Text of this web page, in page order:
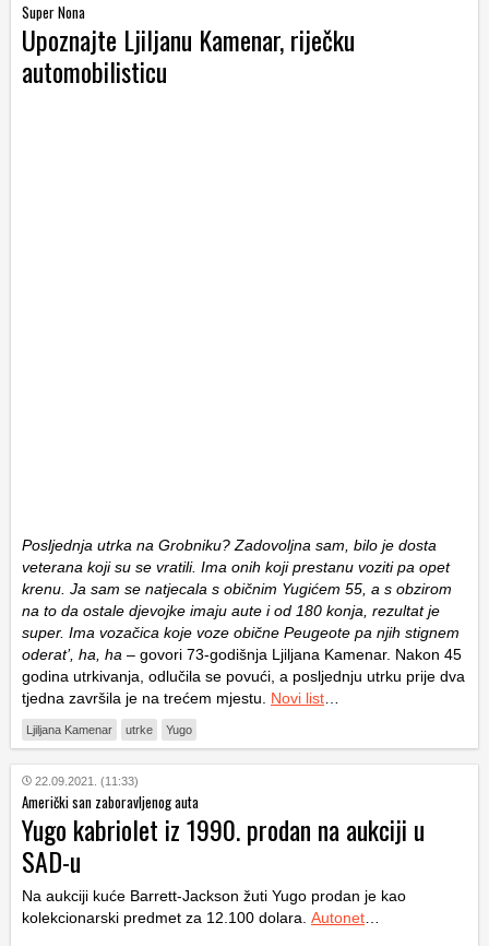
Super Nona
Upoznajte Ljiljanu Kamenar, riječku
automobilisticu
Posljednja utrka na Grobniku? Zadovoljna sam, bilo je dosta
veterana koji su se vratili. Ima onih koji prestanu voziti pa opet
krenu. Ja sam se natjecala s običnim Yugićem 55, a s obzirom
na to da ostale djevojke imaju aute i od 180 konja, rezultat je
super. Ima vozačica koje voze obične Peugeote pa njih stignem
oderat’, ha, ha – govori 73-godišnja Ljiljana Kamenar. Nakon 45
godina utrkivanja, odlučila se povući, a posljednju utrku prije dva
tjedna završila je na trećem mjestu. Novi list
Ljiljana Kamenar utrke Yugo
22.09.2021. (11:33)
Američki san zaboravljenog auta
Yugo kabriolet iz 1990. prodan na aukciji u
SAD-u
Na aukciji kuće Barrett-Jackson žuti Yugo prodan je kao
kolekcionarski predmet za 12.100 dolara. Autonet